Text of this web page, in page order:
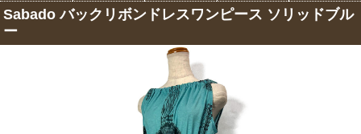
Sabado バックリボンドレスワンピース ソリッドブル
ー